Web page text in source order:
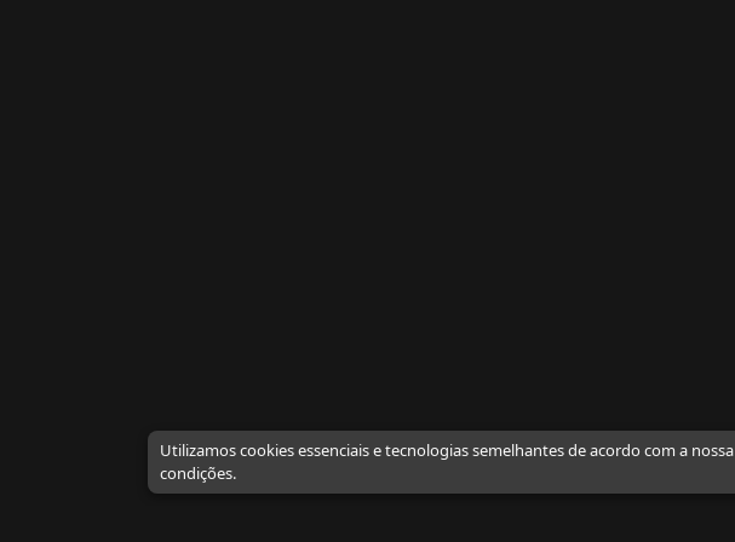
Utilizamos cookies essenciais e tecnologias semelhantes de acordo com a nossa
condições.